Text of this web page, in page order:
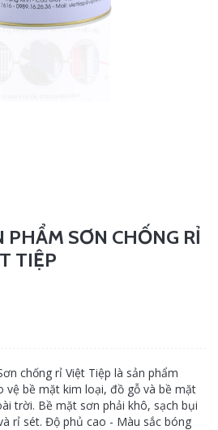
PHẨM SƠN CHỐNG RỈ
TIỆP
chống rỉ Việt Tiệp là sản phẩm
vệ bề mặt kim loại, đồ gỗ và bề mặt
trời. Bề mặt sơn phải khô, sạch bụi
rỉ sét. Độ phủ cao - Màu sắc bóng